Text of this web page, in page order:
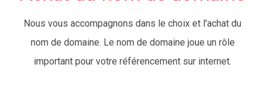
Nous vous accompagnons dans le choix et l'achat du
nom de domaine. Le nom de domaine joue un rôle
important pour votre référencement sur internet.